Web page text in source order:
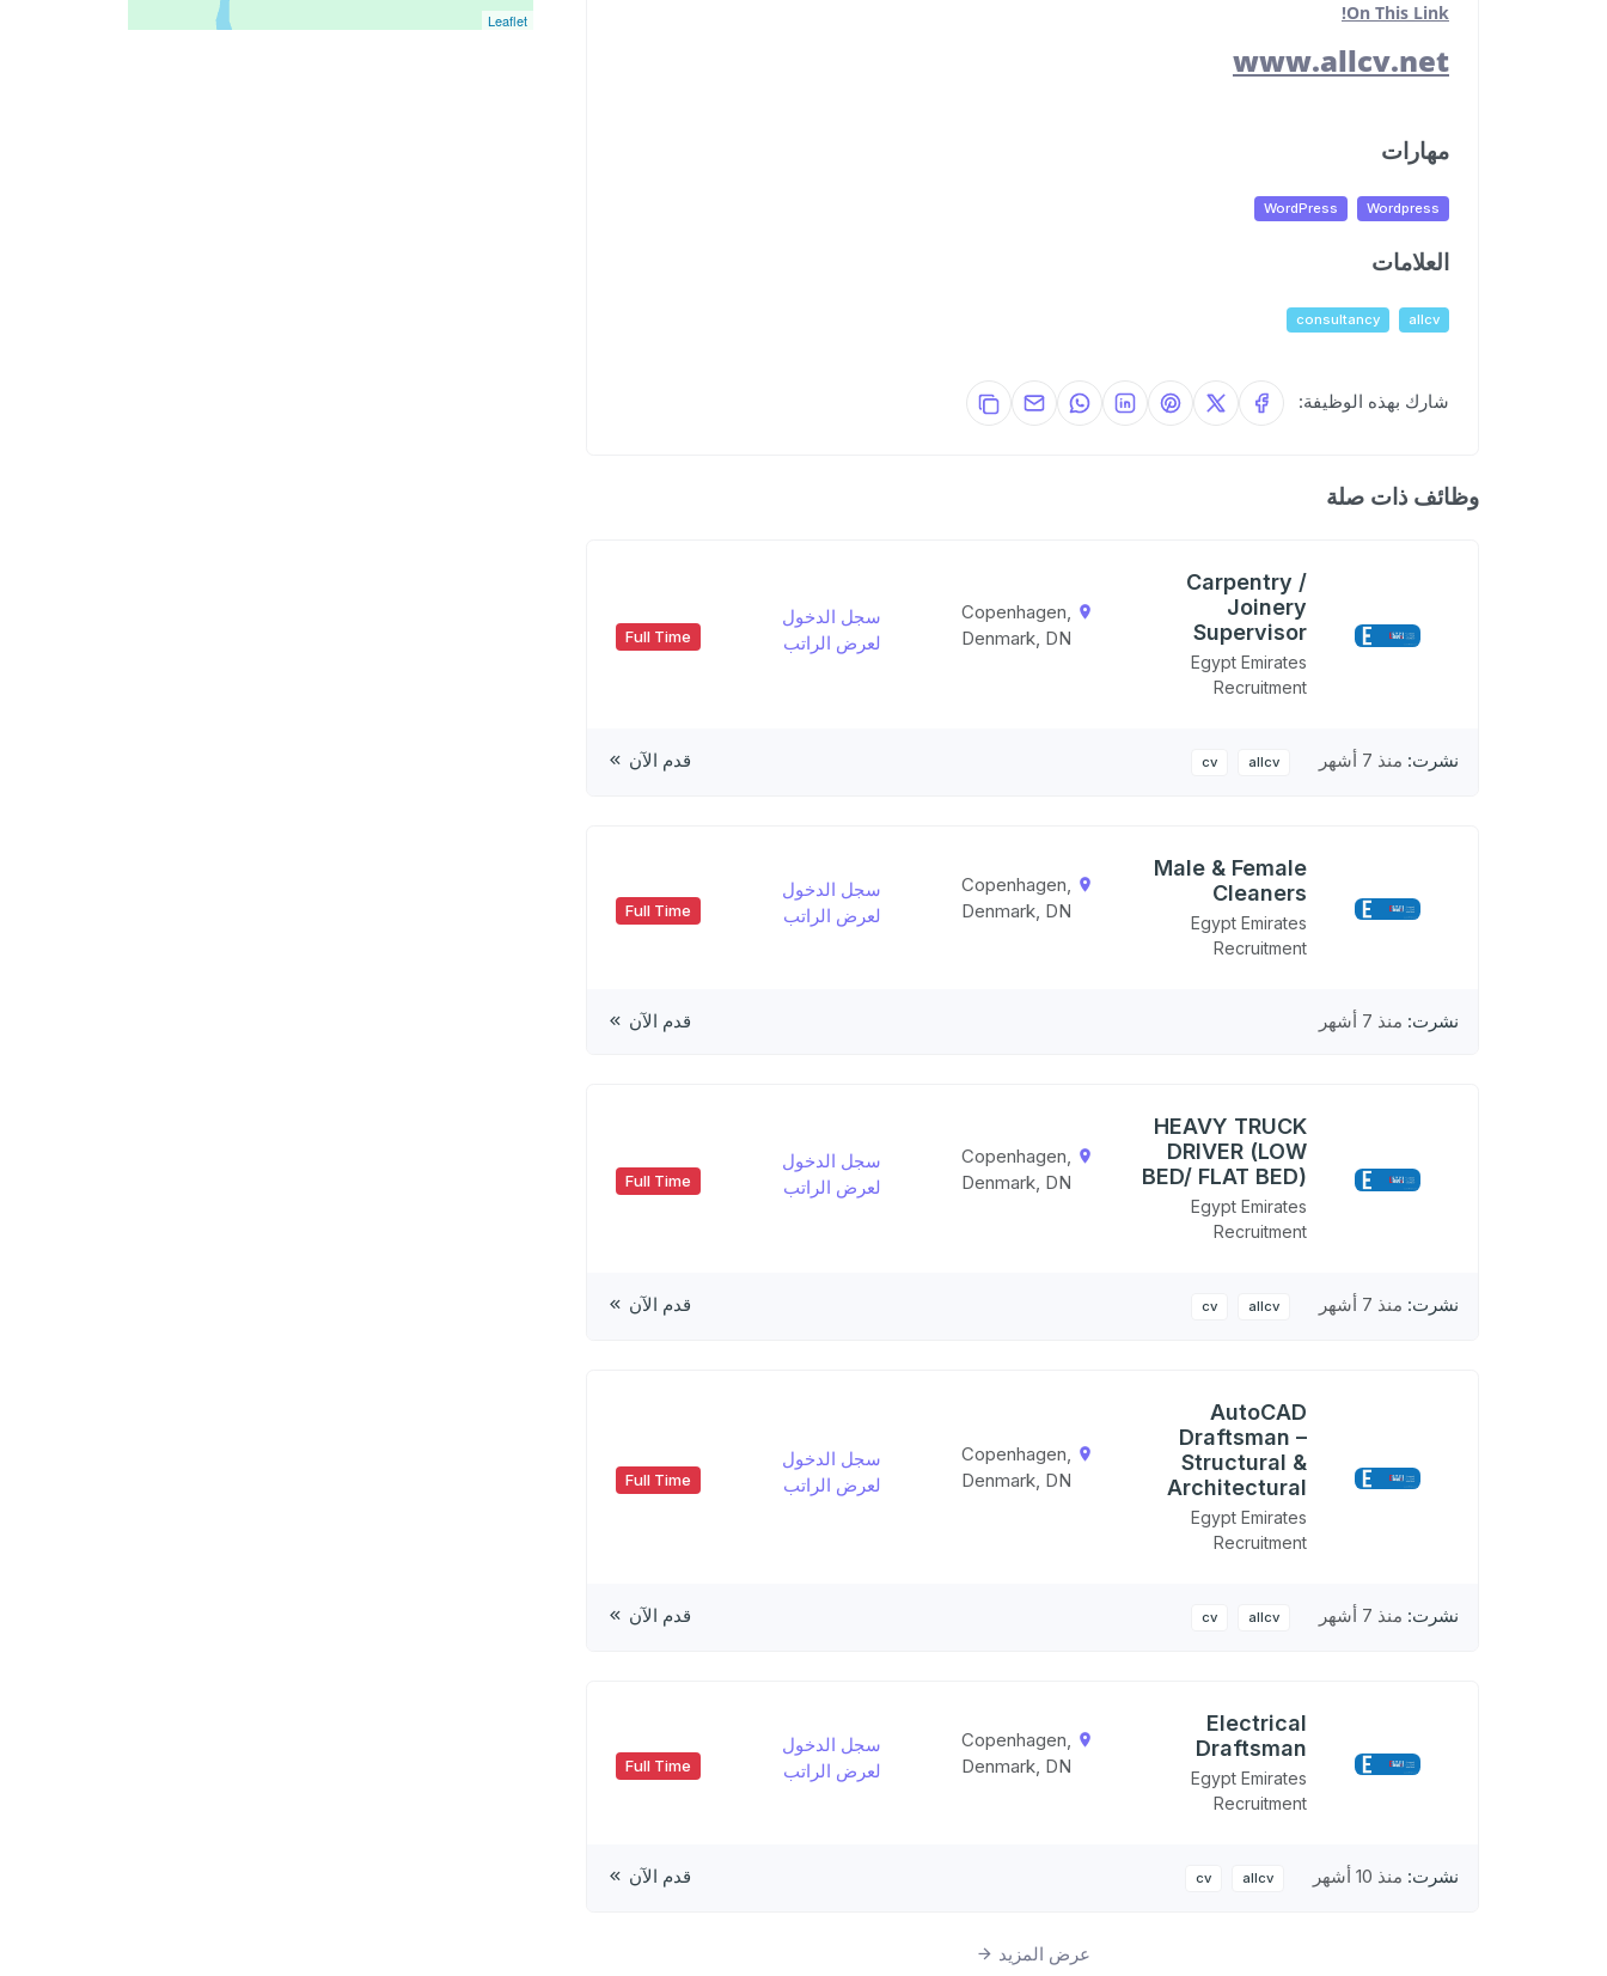
On This Link!
www.allcv.net
مهارات
Wordpress
WordPress
العلامات
allcv
consultancy
شارك بهذه الوظيفة:
وظائف ذات صلة
Carpentry /
Joinery
Supervisor
Egypt Emirates
Recruitment
Copenhagen,
Denmark, DN
سجل الدخول
لعرض الراتب
Full Time
نشرت: منذ 7 أشهر allcv
cv قدم الآن
Male & Female
Cleaners
Egypt Emirates
Recruitment
Copenhagen,
Denmark, DN
سجل الدخول
لعرض الراتب
Full Time
نشرت: منذ 7 أشهر قدم الآن
HEAVY TRUCK
DRIVER (LOW
BED/ FLAT BED)
Egypt Emirates
Recruitment
Copenhagen,
Denmark, DN
سجل الدخول
لعرض الراتب
Full Time
نشرت: منذ 7 أشهر allcv
cv قدم الآن
AutoCAD
Draftsman –
Structural &
Architectural
Egypt Emirates
Recruitment
Copenhagen,
Denmark, DN
سجل الدخول
لعرض الراتب
Full Time
نشرت: منذ 7 أشهر allcv
cv قدم الآن
Electrical
Draftsman
Egypt Emirates
Recruitment
Copenhagen,
Denmark, DN
سجل الدخول
لعرض الراتب
Full Time
نشرت: منذ 10 أشهر allcv
cv قدم الآن
عرض المزيد
Leaflet